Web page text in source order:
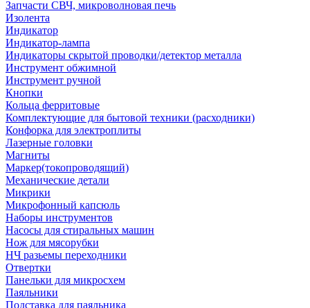
Запчасти СВЧ, микроволновая печь
Изолента
Индикатор
Индикатор-лампа
Индикаторы скрытой проводки/детектор металла
Инструмент обжимной
Инструмент ручной
Кнопки
Кольца ферритовые
Комплектующие для бытовой техники (расходники)
Конфорка для электроплиты
Лазерные головки
Магниты
Маркер(токопроводящий)
Механические детали
Микрики
Микрофонный капсюль
Наборы инструментов
Насосы для стиральных машин
Нож для мясорубки
НЧ разьемы переходники
Отвертки
Панельки для микросхем
Паяльники
Подставка для паяльника